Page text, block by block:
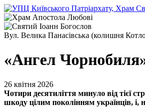
Вул. Велика Панасівська (колишня
«Ангел
26 квітня 2026
Чотири десятиліття минуло від тієї
шкоду цілим поколінням українців, і,